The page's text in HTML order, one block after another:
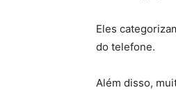
Eles
do telefone.
Além disso,